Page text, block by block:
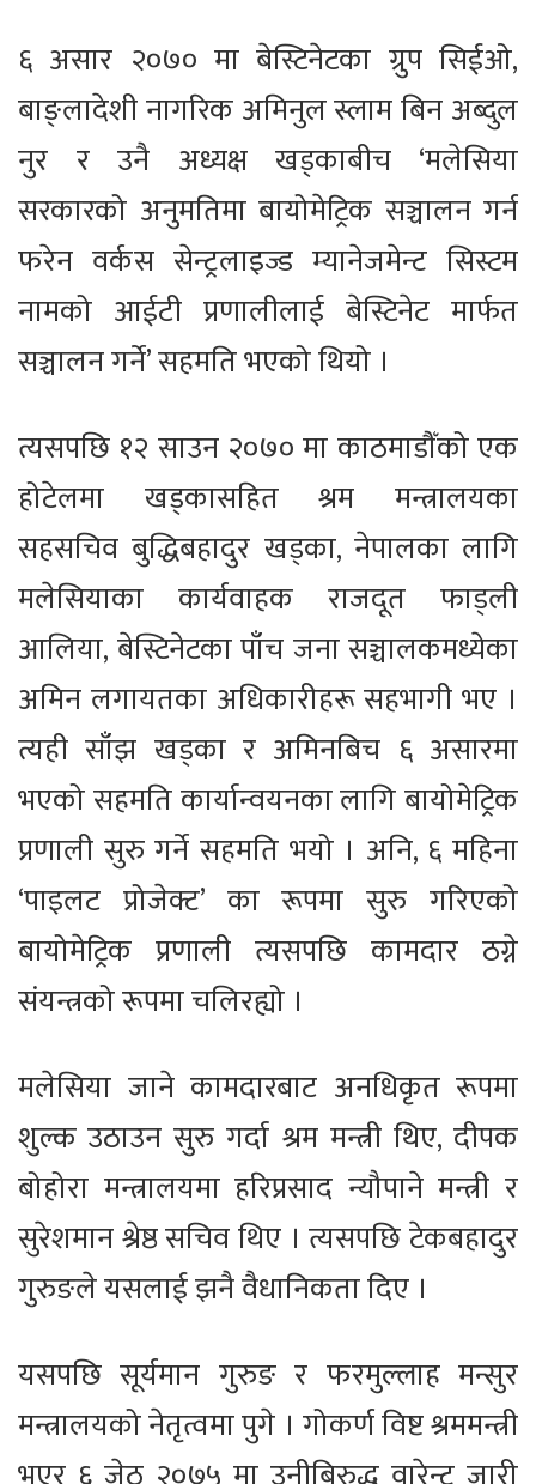
६ असार २०७० मा बेस्टिनेटका ग्रुप सिईओ,
बाङ्लादेशी नागरिक अमिनुल स्लाम बिन अब्दुल
नुर र उनै अध्यक्ष खड्काबीच ‘मलेसिया
सरकारको अनुमतिमा बायोमेट्रिक सञ्चालन गर्न
फरेन वर्कस सेन्ट्रलाइज्ड म्यानेजमेन्ट सिस्टम
नामको आईटी प्रणालीलाई बेस्टिनेट मार्फत
सञ्चालन गर्ने’ सहमति भएको थियो ।
त्यसपछि १२ साउन २०७० मा काठमाडौँको एक
होटेलमा खड्कासहित श्रम मन्त्रालयका
सहसचिव बुद्धिबहादुर खड्का, नेपालका लागि
मलेसियाका कार्यवाहक राजदूत फाड्ली
आलिया, बेस्टिनेटका पाँच जना सञ्चालकमध्येका
अमिन लगायतका अधिकारीहरू सहभागी भए ।
त्यही साँझ खड्का र अमिनबिच ६ असारमा
भएको सहमति कार्यान्वयनका लागि बायोमेट्रिक
प्रणाली सुरु गर्ने सहमति भयो । अनि, ६ महिना
‘पाइलट प्रोजेक्ट’ का रूपमा सुरु गरिएको
बायोमेट्रिक प्रणाली त्यसपछि कामदार ठग्ने
संयन्त्रको रूपमा चलिरह्यो ।
मलेसिया जाने कामदारबाट अनधिकृत रूपमा
शुल्क उठाउन सुरु गर्दा श्रम मन्त्री थिए, दीपक
बोहोरा मन्त्रालयमा हरिप्रसाद न्यौपाने मन्त्री र
सुरेशमान श्रेष्ठ सचिव थिए । त्यसपछि टेकबहादुर
गुरुङले यसलाई झनै वैधानिकता दिए ।
यसपछि सूर्यमान गुरुङ र फरमुल्लाह मन्सुर
मन्त्रालयको नेतृत्वमा पुगे । गोकर्ण विष्ट श्रममन्त्री